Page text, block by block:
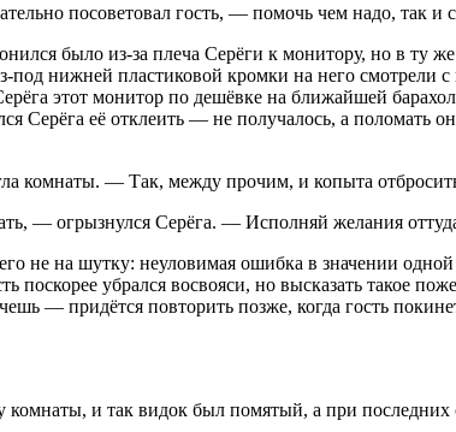
посоветовал гость, — помочь чем надо, так и
было из-за плеча Серёги к монитору, но в ту
под нижней пластиковой кромки на него
этот монитор по дешёвке на ближайшей
Серёга её отклеить — не получалось, а поломать
комнаты. — Так, между прочим, и копыта
— огрызнулся Серёга. — Исполняй желания
не на шутку: неуловимая ошибка в значении
убрался восвояси, но высказать такое
— придётся повторить позже, когда гость
комнаты, и так видок был помятый, а при